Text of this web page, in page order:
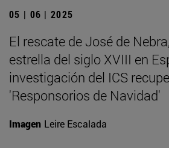
05 | 06 | 2025
El rescate de José de
estrella del siglo XVIII en
investigación del ICS
'Responsorios de Navidad'
Imagen Leire Escalada